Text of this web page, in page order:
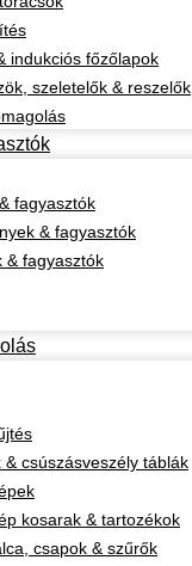
indukciós főzőlapok
szeletelők & reszelők
fagyasztók
& fagyasztók
& fagyasztók
& csúszásveszély táblák
kosarak & tartozékok
csapok & szűrők